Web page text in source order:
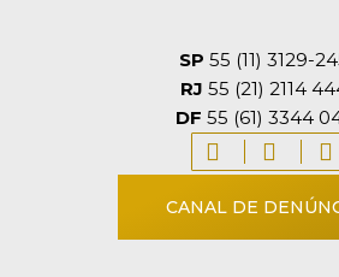
CANAL DE
SP 55 (11) 3129-
RJ 55 (21) 2114
DF 55 (61) 3344